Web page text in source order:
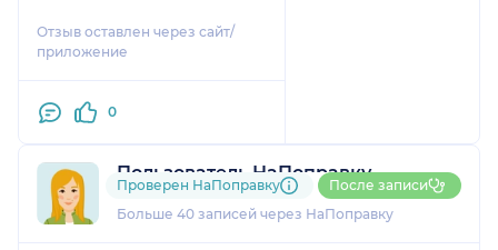
Отзыв оставлен через сайт/
приложение
0
Пользователь НаПоправку
12 отзывови3 оценки
Больше 40 записей через НаПоправку
Проверен НаПоправку После записи